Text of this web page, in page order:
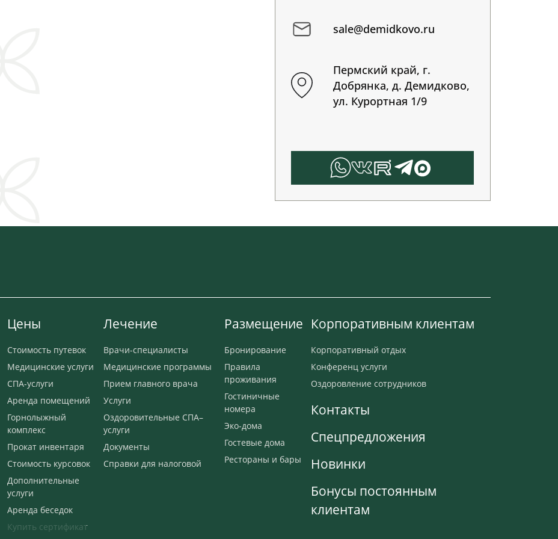
sale@demidkovo.ru
Пермский край, г.
Добрянка, д. Демидково,
ул. Курортная 1/9
Цены
Стоимость путевок
Медицинские услуги
СПА-услуги
Аренда помещений
Горнолыжный
комплекс
Прокат инвентаря
Стоимость курсовок
Дополнительные
услуги
Аренда беседок
Купить сертификат
Лечение
Врачи-специалисты
Медицинские программы
Прием главного врача
Услуги
Оздоровительные СПА–
услуги
Документы
Справки для налоговой
Размещение
Бронирование
Правила
проживания
Гостиничные
номера
Эко-дома
Гостевые дома
Рестораны и бары
Корпоративным клиентам
Корпоративный отдых
Конференц услуги
Оздоровление сотрудников
Контакты
Спецпредложения
Новинки
Бонусы постоянным
клиентам